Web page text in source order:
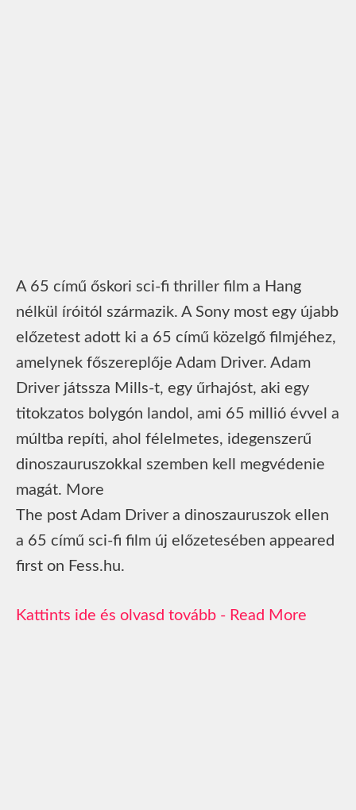
A 65 című őskori sci-fi thriller film a Hang
nélkül íróitól származik. A Sony most egy újabb
előzetest adott ki a 65 című közelgő filmjéhez,
amelynek főszereplője Adam Driver. Adam
Driver játssza Mills-t, egy űrhajóst, aki egy
titokzatos bolygón landol, ami 65 millió évvel a
múltba repíti, ahol félelmetes, idegenszerű
dinoszauruszokkal szemben kell megvédenie
magát. More
The post Adam Driver a dinoszauruszok ellen
a 65 című sci-fi film új előzetesében appeared
first on Fess.hu.
Read More